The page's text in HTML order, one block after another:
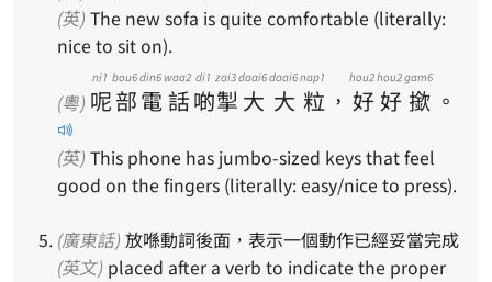
(英) The new sofa is quite comfortable (literally:
nice to sit on).
(粵) 呢
ni1
部
bou6
電
din6
話
waa2
啲
di1
掣
zai3
大
daai6
大
daai6
粒
nap1
， 好
hou2
好
hou2
撳
gam6
。
(英) This phone has jumbo-sized keys that feel
good on the fingers (literally: easy/nice to press).
(廣東話) 放喺動詞後面，表示一個動作已經妥當完成
(英文)